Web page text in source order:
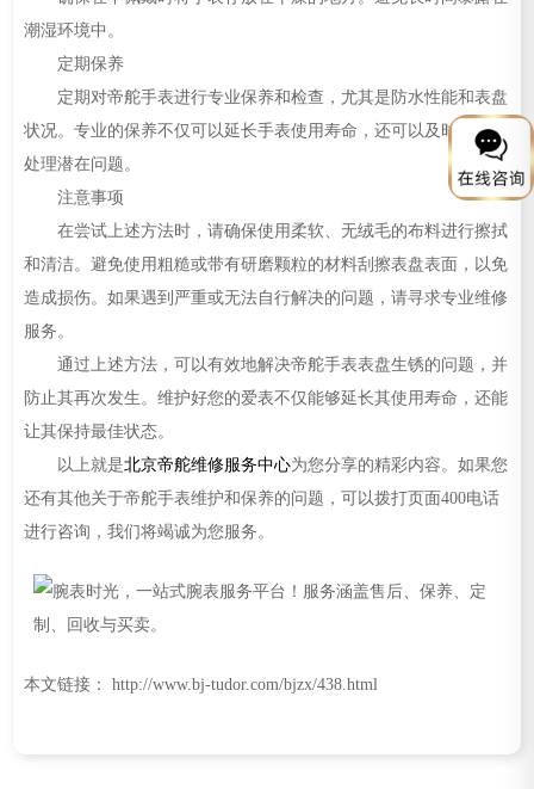
潮湿环境中。
定期保养
定期对帝舵手表进行专业保养和检查，尤其是防水性能和表盘
状况。专业的保养不仅可以延长手表使用寿命，还可以及时发现并
处理潜在问题。
注意事项
在尝试上述方法时，请确保使用柔软、无绒毛的布料进行擦拭
和清洁。避免使用粗糙或带有研磨颗粒的材料刮擦表盘表面，以免
造成损伤。如果遇到严重或无法自行解决的问题，请寻求专业维修
服务。
通过上述方法，可以有效地解决帝舵手表表盘生锈的问题，并
防止其再次发生。维护好您的爱表不仅能够延长其使用寿命，还能
让其保持最佳状态。
以上就是北京帝舵维修服务中心为您分享的精彩内容。如果您
还有其他关于帝舵手表维护和保养的问题，可以拨打页面400电话
进行咨询，我们将竭诚为您服务。
本文链接： http://www.bj-tudor.com/bjzx/438.html